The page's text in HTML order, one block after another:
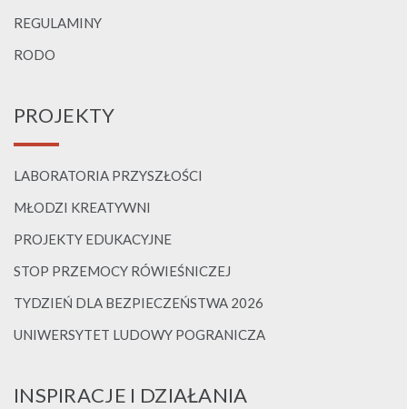
REGULAMINY
RODO
PROJEKTY
LABORATORIA PRZYSZŁOŚCI
MŁODZI KREATYWNI
PROJEKTY EDUKACYJNE
STOP PRZEMOCY RÓWIEŚNICZEJ
TYDZIEŃ DLA BEZPIECZEŃSTWA 2026
UNIWERSYTET LUDOWY POGRANICZA
INSPIRACJE I DZIAŁANIA